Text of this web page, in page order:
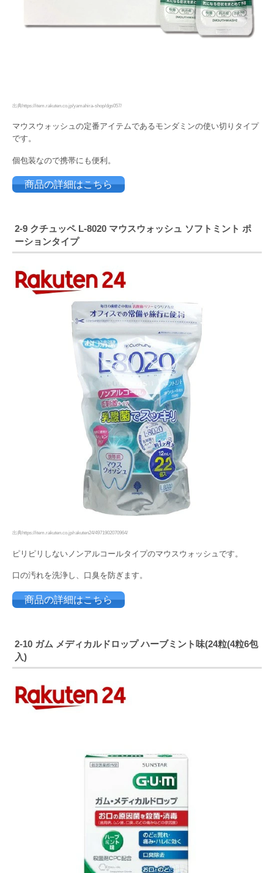
出典https://item.rakuten.co.jp/yamahira-shop/dgs057/
マウスウォッシュの定番アイテムであるモンダミンの使い切りタイプ
です。
個包装なので携帯にも便利。
商品の詳細はこちら
2-9 クチュッペ L-8020 マウスウォッシュ ソフトミント ポ
ーションタイプ
出典https://item.rakuten.co.jp/rakuten24/4971902070964/
ピリピリしないノンアルコールタイプのマウスウォッシュです。
口の汚れを洗浄し、口臭を防ぎます。
商品の詳細はこちら
2-10 ガム メディカルドロップ ハーブミント味(24粒(4粒6包
入)